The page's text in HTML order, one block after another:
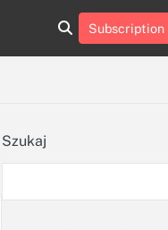
aluminumboatplans.com
Kontakt
Kontakt
Subscription
Szukaj